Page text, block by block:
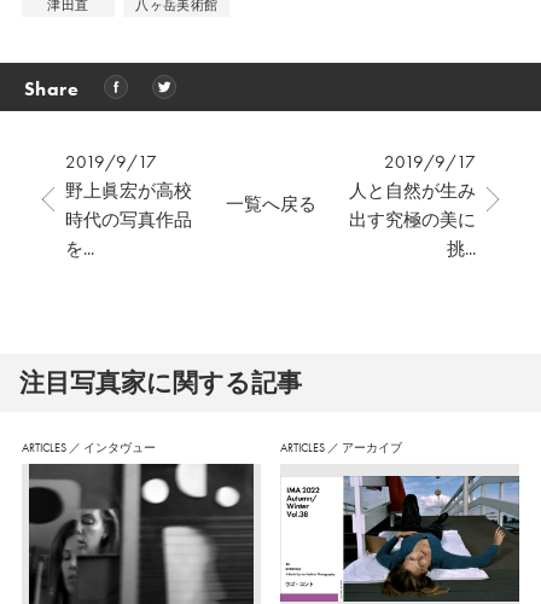
津田直 八ヶ岳美術館
Share
2019/9/17
野上眞宏が高校
時代の写真作品
を...
2019/9/17
人と自然が生み
出す究極の美に
挑...
一覧へ戻る
注⽬写真家に関する記事
ARTICLES ／ インタヴュー ARTICLES ／ アーカイブ